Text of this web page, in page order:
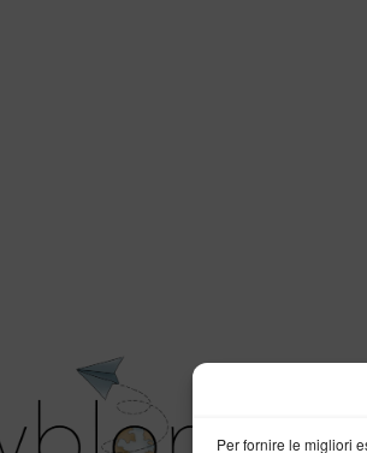
Per fornire le migliori